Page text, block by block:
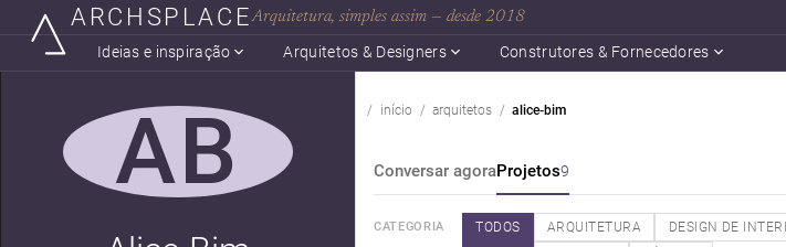
ARCHSPLACEArquitetura, simples assim — desde 2018
Ideias e inspiração Arquitetos & Designers Construtores & Fornecedores
AB início arquitetos alice-bim
Conversar agoraProjetos9
CATEGORIA TODOS ARQUITETURA DESIGN DE